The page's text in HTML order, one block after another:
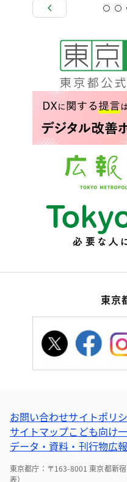
東京
お問い合わせサイトポリ
サイトマップこども向け
データ・資料・刊行物広
東京都庁：〒163-8001 東京都新
表）